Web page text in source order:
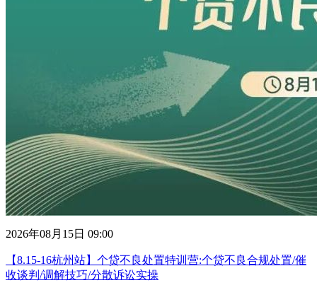
2026年08月15日 09:00
【8.15-16杭州站】个贷不良处置特训营:个贷不良合规处置/催
收谈判/调解技巧/分散诉讼实操